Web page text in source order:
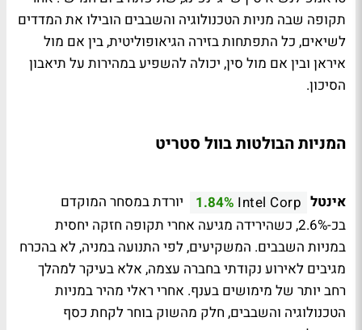
תקופה שבה מניות הטכנולוגיה והשבבים הובילו את המדדים
לשיאים, כל התפתחות בזירה הגיאופוליטית, בין אם מול
איראן ובין אם מול סין, יכולה להשפיע במהירות על תיאבון
הסיכון.
המניות הבולטות בוול סטריט
אינטל Intel Corp
1.84%
יורדת במסחר המוקדם
בכ-2.6%, כשהירידה מגיעה אחרי תקופה חזקה יחסית
במניות השבבים. המשקיעים, לפי התנועה במניה, לא בהכרח
מגיבים לאירוע נקודתי בחברה עצמה, אלא בעיקר למהלך
רחב יותר של מימושים בענף. אחרי ראלי מהיר במניות
הטכנולוגיה והשבבים, חלק מהשוק בוחר לקחת כסף